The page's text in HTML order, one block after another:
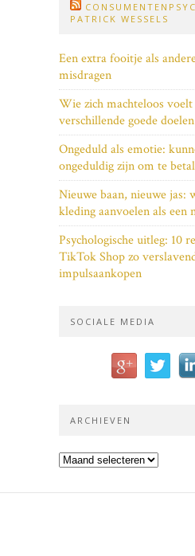
PATRICK WESSELS
Een extra fooitje als
misdragen
Wie zich machteloos
verschillende goede doelen
Ongeduld als emotie:
ongeduldig zijn om te
Nieuwe baan, nieuwe jas:
kleding aanvoelen als een
Psychologische uitleg: 10
TikTok Shop zo
impulsaankopen
SOCIALE MEDIA
ARCHIEVEN
Archieven